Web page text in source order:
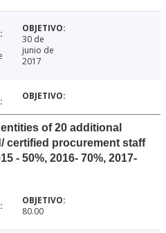
30 de
junio de
2017
of 20 additional
certified procurement staff
- 50%, 2016- 70%, 2017-
80.00